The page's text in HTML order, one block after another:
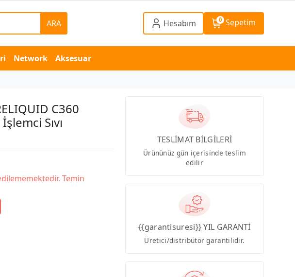
ARA Hesabım 0 Sepetim
Network Aksesuar
C360
Sıvı
Temin
TESLİMAT BİLGİLERİ
Ürününüz gün içerisinde teslim
edilir
{{garantisuresi}} YIL GARANTİ
Üretici/distribütör garantilidir.